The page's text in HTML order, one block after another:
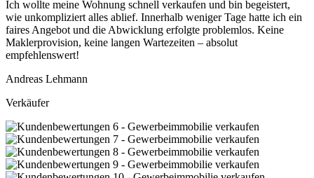
Ich wollte meine Wohnung schnell verkaufen und bin begeistert,
wie unkompliziert alles ablief. Innerhalb weniger Tage hatte ich ein
faires Angebot und die Abwicklung erfolgte problemlos. Keine
Maklerprovision, keine langen Wartezeiten – absolut
empfehlenswert!
Andreas Lehmann
Verkäufer